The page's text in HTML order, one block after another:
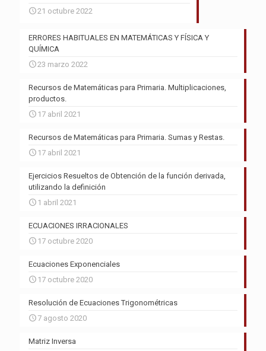
21 octubre 2022
ERRORES HABITUALES EN MATEMÁTICAS Y FÍSICA Y
QUÍMICA
23 marzo 2022
Recursos de Matemáticas para Primaria. Multiplicaciones,
productos.
17 abril 2021
Recursos de Matemáticas para Primaria. Sumas y Restas.
17 abril 2021
Ejercicios Resueltos de Obtención de la función derivada,
utilizando la definición
1 abril 2021
ECUACIONES IRRACIONALES
17 octubre 2020
Ecuaciones Exponenciales
17 octubre 2020
Resolución de Ecuaciones Trigonométricas
7 agosto 2020
Matriz Inversa